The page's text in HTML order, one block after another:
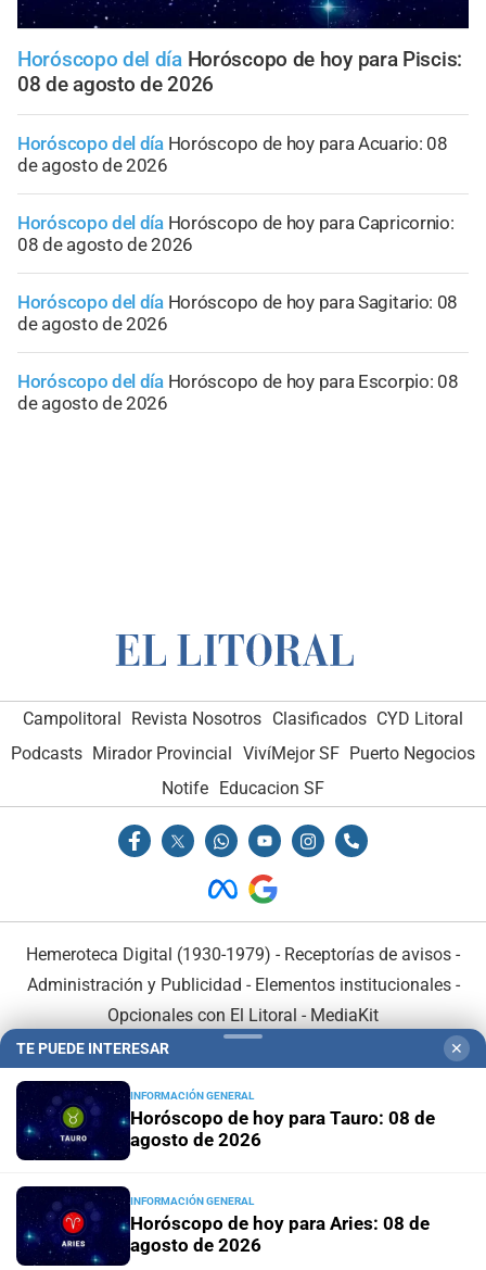
Horóscopo del día Horóscopo de hoy para Piscis:
08 de agosto de 2026
Horóscopo del día Horóscopo de hoy para Acuario: 08
de agosto de 2026
Horóscopo del día Horóscopo de hoy para Capricornio:
08 de agosto de 2026
Horóscopo del día Horóscopo de hoy para Sagitario: 08
de agosto de 2026
Horóscopo del día Horóscopo de hoy para Escorpio: 08
de agosto de 2026
Campolitoral Revista Nosotros Clasificados CYD Litoral
Podcasts Mirador Provincial VivíMejor SF Puerto Negocios
Notife Educacion SF
Hemeroteca Digital (1930-1979) - Receptorías de avisos -
Administración y Publicidad - Elementos institucionales-
Opcionales con El Litoral - MediaKit
En Asociación con:
TE PUEDE INTERESAR ✕
INFORMACIÓN GENERAL
Horóscopo de hoy para Tauro: 08 de
agosto de 2026
INFORMACIÓN GENERAL
Horóscopo de hoy para Aries: 08 de
agosto de 2026